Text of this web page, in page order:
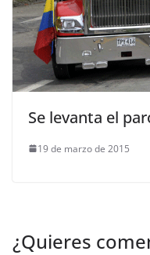
Se levanta el
19 de marzo de 2015
¿Quieres